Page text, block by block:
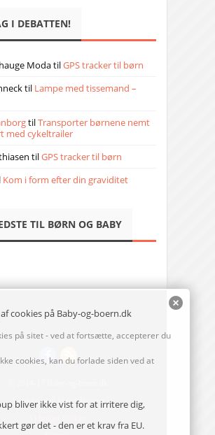
I DEBATTEN!
ModatilGPS tracker til børn
til Lampe med tissemand –
tilTransporter børnene nemt
med cykeltrailer
tilGPS tracker til børn
Kom i form efter din graviditet
TIL BØRN OG BABY
Send en mail til redaktionen
cookies på Baby-og-boern.dk
på sitet - ved at fortsætte, accepterer du
cookies, kan du forlade siden ved at
bliver ikke vist for at irritere dig,
gør det - den er et krav fra EU.